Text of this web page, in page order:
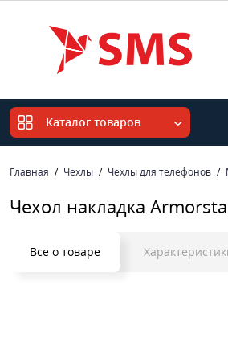
Каталог товаров
Главная Чехлы Чехлы для телефонов
Чехол накладка
Все о товаре